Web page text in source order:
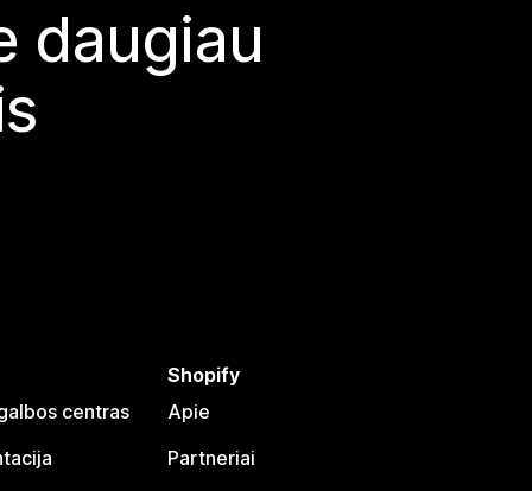
daugiau
centras
Shopify
Apie
Partneriai